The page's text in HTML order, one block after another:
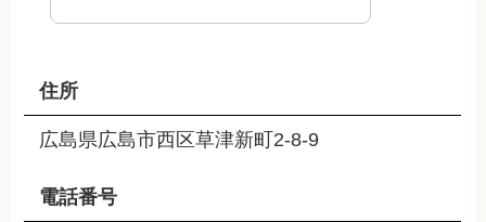
住所
広島県広島市西区草津新町2-8-9
電話番号